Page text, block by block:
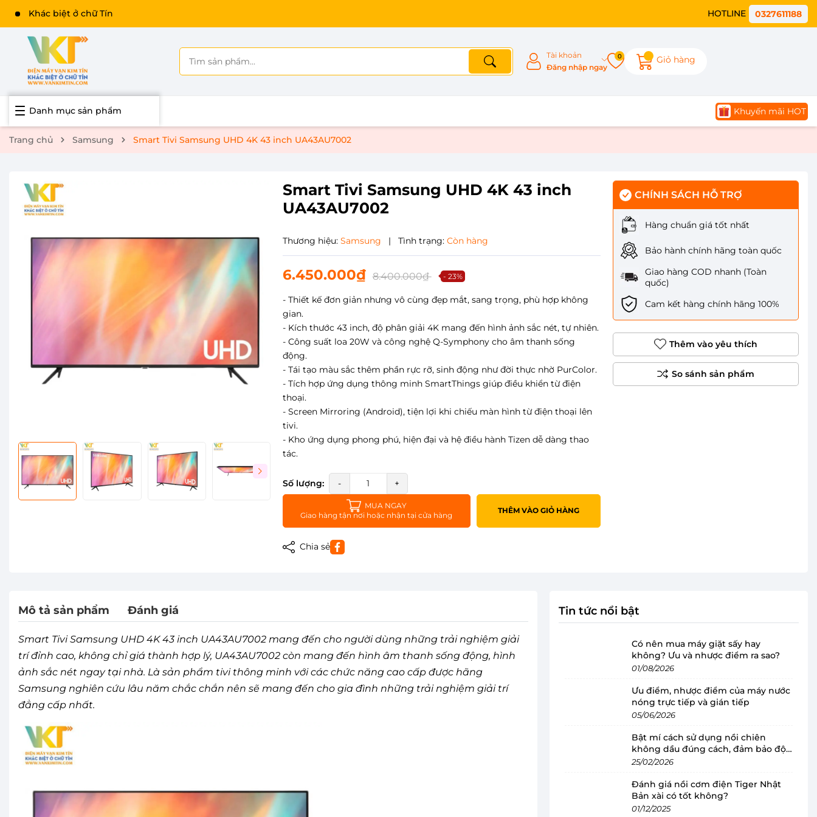
Khác biệt ở chữ Tín HOTLINE 0327611188
Tài khoản
Đăng nhập ngay
0 Giỏ hàng
Danh mục sản phẩm Khuyến mãi HOT
Trang chủ Samsung Smart Tivi Samsung UHD 4K 43 inch UA43AU7002
Smart Tivi Samsung UHD 4K 43 inch
UA43AU7002
Thương hiệu: Samsung | Tình trạng: Còn hàng
6.450.000₫ 8.400.000₫ - 23%
- Thiết kế đơn giản nhưng vô cùng đẹp mắt, sang trọng, phù hợp không
gian.
- Kích thước 43 inch, độ phân giải 4K mang đến hình ảnh sắc nét, tự nhiên.
- Công suất loa 20W và công nghệ Q-Symphony cho âm thanh sống
động.
- Tái tạo màu sắc thêm phần rực rỡ, sinh động như đời thực nhờ PurColor.
- Tích hợp ứng dụng thông minh SmartThings giúp điều khiển từ điện
thoại.
- Screen Mirroring (Android), tiện lợi khi chiếu màn hình từ điện thoại lên
tivi.
- Kho ứng dụng phong phú, hiện đại và hệ điều hành Tizen dễ dàng thao
tác.
Số lượng: - +
MUA NGAY
Giao hàng tận nơi hoặc nhận tại cửa hàng
THÊM VÀO GIỎ HÀNG
Chia sẻ
CHÍNH SÁCH HỖ TRỢ
Hàng chuẩn giá tốt nhất
Bảo hành chính hãng toàn quốc
Giao hàng COD nhanh (Toàn
quốc)
Cam kết hàng chính hãng 100%
Thêm vào yêu thích
Mô tả sản phẩm Đánh giá
Smart Tivi Samsung UHD 4K 43 inch UA43AU7002 mang đến cho người dùng những trải nghiệm giải
trí đỉnh cao, không chỉ giá thành hợp lý, UA43AU7002 còn mang đến hình âm thanh sống động, hình
ảnh sắc nét ngay tại nhà. Là sản phẩm tivi thông minh với các chức năng cao cấp được hãng
Samsung nghiên cứu lâu năm chắc chắn nên sẽ mang đến cho gia đình những trải nghiệm giải trí
đẳng cấp nhất.
Tin tức nổi bật
Có nên mua máy giặt sấy hay
không? Ưu và nhược điểm ra sao?
01/08/2026
Ưu điểm, nhược điểm của máy nước
nóng trực tiếp và gián tiếp
05/06/2026
Bật mí cách sử dụng nồi chiên
không dầu đúng cách, đảm bảo độ
bền
25/02/2026
Đánh giá nồi cơm điện Tiger Nhật
Bản xài có tốt không?
01/12/2025